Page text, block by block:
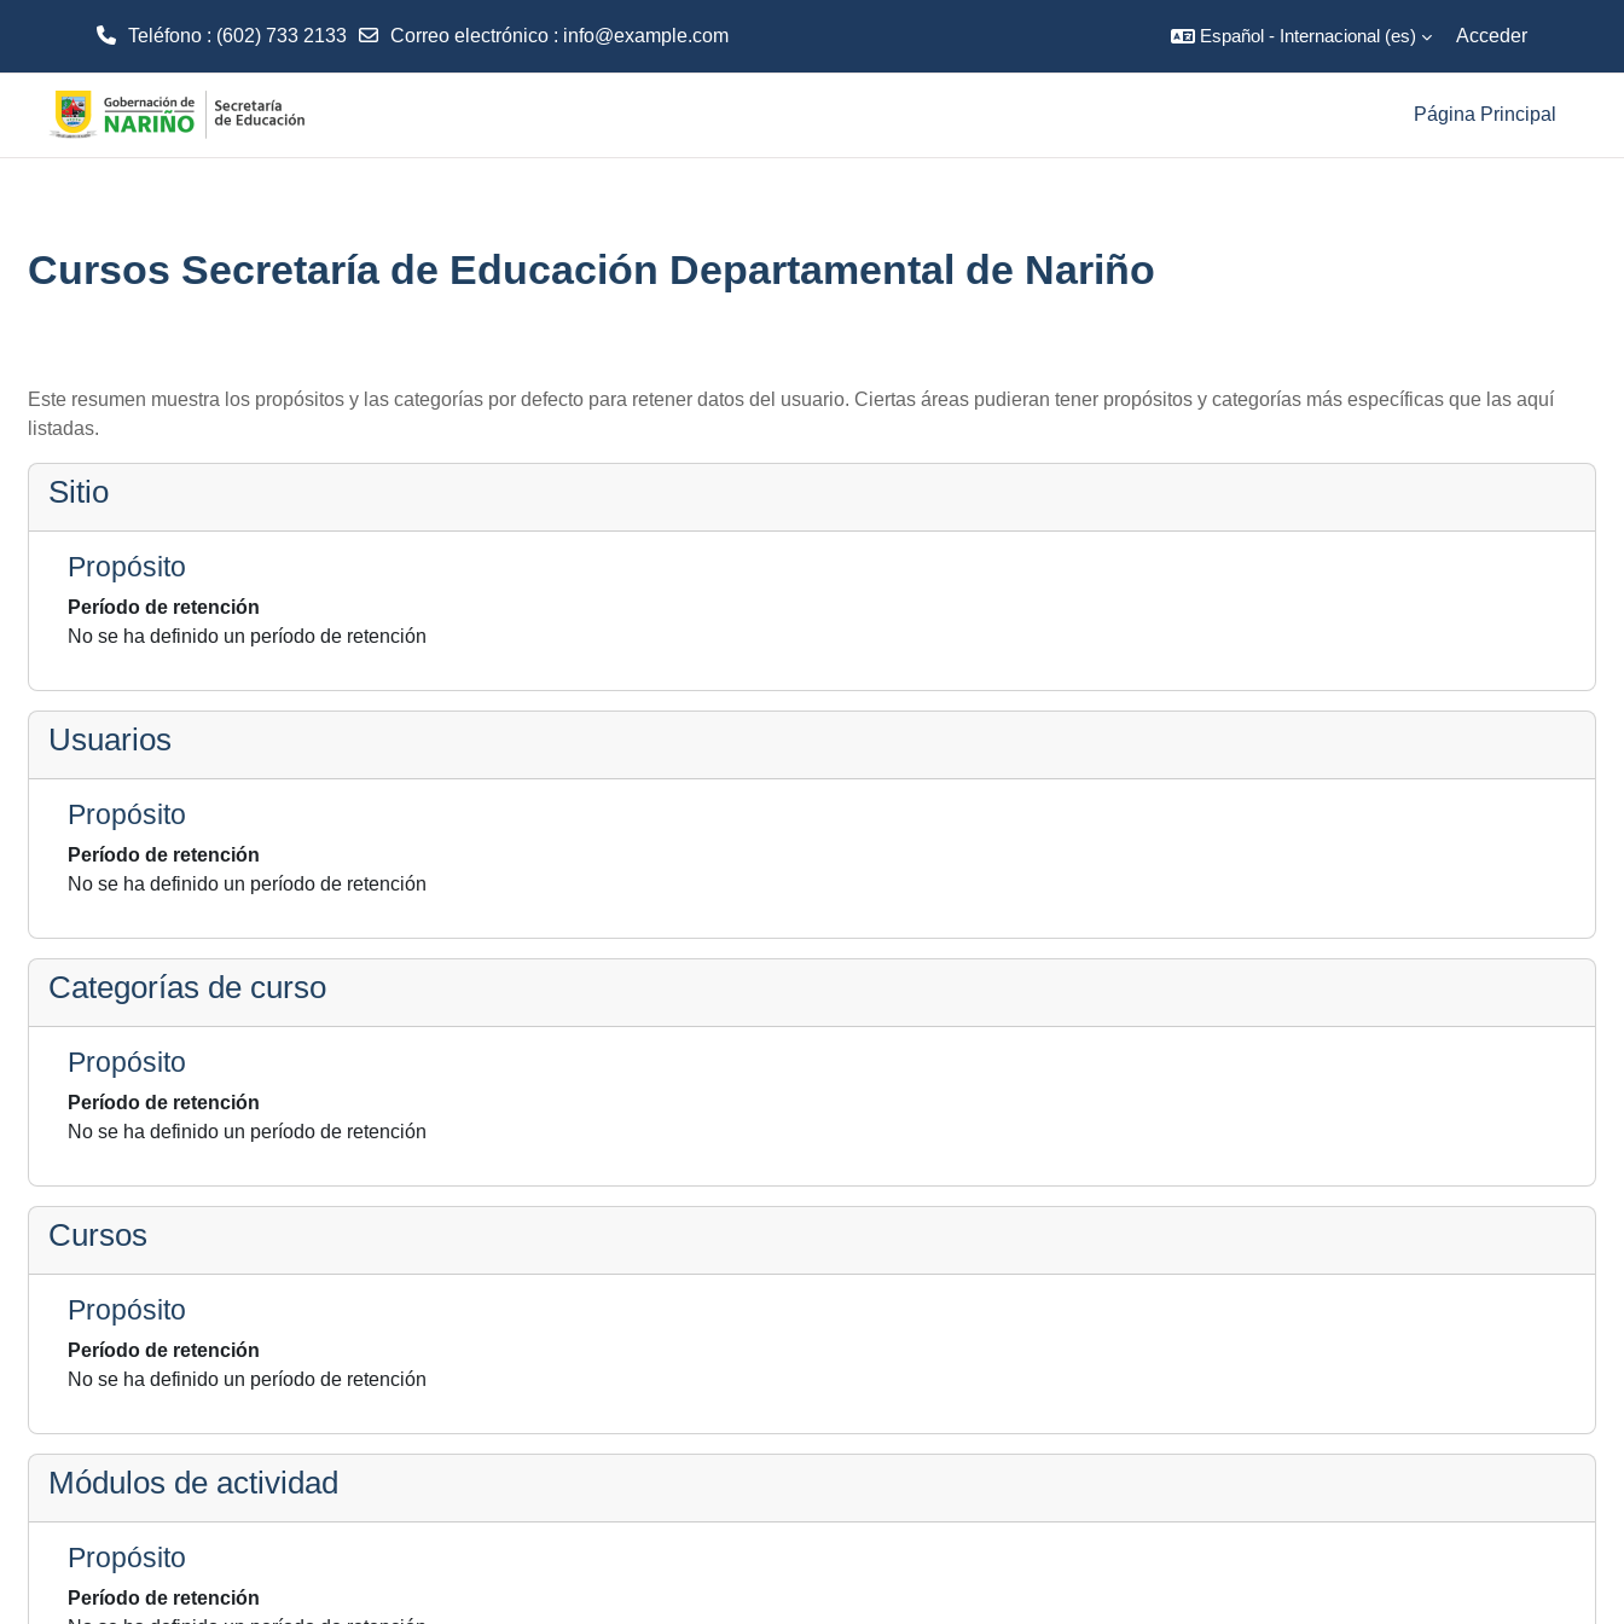
Teléfono : (602) 733 2133 Correo electrónico : info@example.com Español - Internacional ‎(es)‎ Acceder
Página Principal
Cursos Secretaría de Educación Departamental de Nariño
Este resumen muestra los propósitos y las categorías por defecto para retener datos del usuario. Ciertas áreas pudieran tener propósitos y categorías más específicas que las aquí
listadas.
Sitio
Propósito
Período de retención
No se ha definido un período de retención
Usuarios
Propósito
Período de retención
No se ha definido un período de retención
Categorías de curso
Propósito
Período de retención
No se ha definido un período de retención
Cursos
Propósito
Período de retención
No se ha definido un período de retención
Módulos de actividad
Propósito
Período de retención